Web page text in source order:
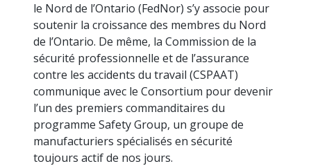
le Nord de l’Ontario (FedNor) s’y associe pour
soutenir la croissance des membres du Nord
de l’Ontario. De même, la Commission de la
sécurité professionnelle et de l’assurance
contre les accidents du travail (CSPAAT)
communique avec le Consortium pour devenir
l’un des premiers commanditaires du
programme Safety Group, un groupe de
manufacturiers spécialisés en sécurité
toujours actif de nos jours.